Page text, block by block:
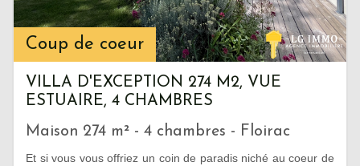
Coup de coeur
VILLA D'EXCEPTION 274 M2, VUE
ESTUAIRE, 4 CHAMBRES
Maison 274 m² - 4 chambres - Floirac
Et si vous vous offriez un coin de paradis niché au coeur de